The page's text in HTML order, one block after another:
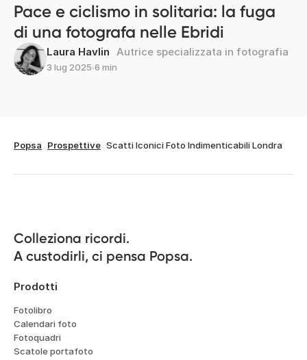
Pace e ciclismo in solitaria: la fuga
di una fotografa nelle Ebridi
Laura Havlin Autrice specializzata in fotografia
3 lug 2025∙6 min
Popsa Prospettive Scatti Iconici Foto Indimenticabili Londra
Colleziona ricordi.
A custodirli, ci pensa Popsa.
Prodotti
Fotolibro
Calendari foto
Fotoquadri
Scatole portafoto